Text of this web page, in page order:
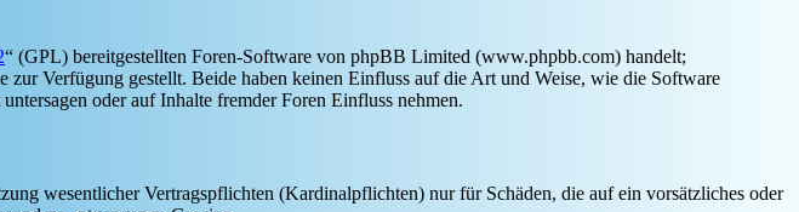
“ (GPL) bereitgestellten Foren-Software von phpBB Limited (www.phpbb.com) handelt;
Verfügung gestellt. Beide haben keinen Einfluss auf die Art und Weise, wie die Software
oder auf Inhalte fremder Foren Einfluss nehmen.
wesentlicher Vertragspflichten (Kardinalpflichten) nur für Schäden, die auf ein vorsätzliches oder